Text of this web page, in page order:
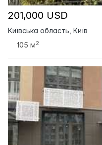
201,000 USD
Київська область, Київ
105 м2